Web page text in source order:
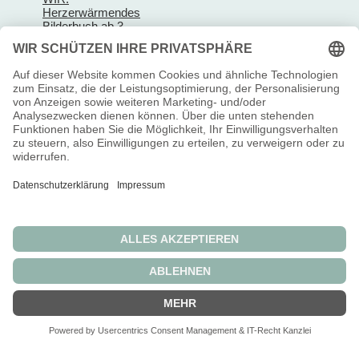
WIR:
Herzerwärmendes
Bilderbuch ab 3
Zusammenhalt
Streit und
Versöhnung -